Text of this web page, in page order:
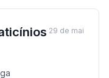
29 de mai